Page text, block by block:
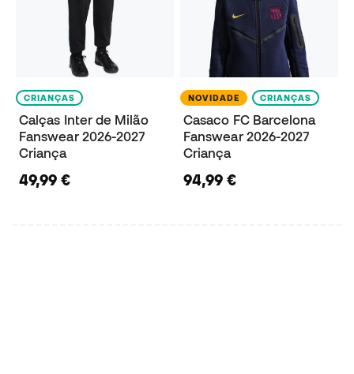
CRIANÇAS
Calças Inter de Milão
Fanswear 2026-2027
Criança
49,99 €
NOVIDADE CRIANÇAS
Casaco FC Barcelona
Fanswear 2026-2027
Criança
94,99 €